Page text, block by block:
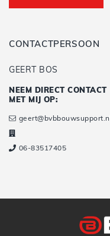
CONTACTPERSOON
GEERT BOS
NEEM DIRECT CONTACT
MET MIJ OP:
geert@bvbbouwsupport.nl
06-83517405